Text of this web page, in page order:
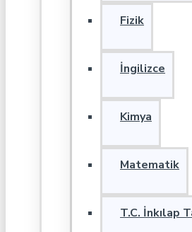
Fizik
İngilizce
Kimya
Matematik
T.C. İnkılap